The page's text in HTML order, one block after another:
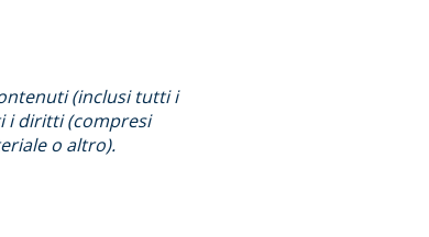
(inclusi tutti i
i diritti (compresi
o altro).